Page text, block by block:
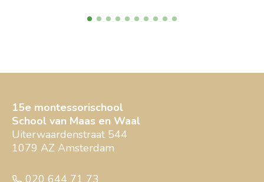
15e montessorischool
School van Maas en Waal
Uiterwaardenstraat 544
1079 AZ Amsterdam